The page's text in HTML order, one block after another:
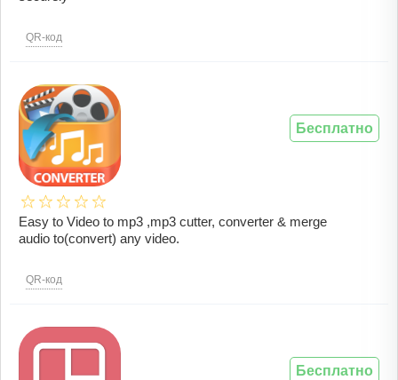
QR-код
Easy to Video to mp3 ,mp3 cutter, converter & merge
audio to(convert) any video.
QR-код
Бесплатно
Бесплатно